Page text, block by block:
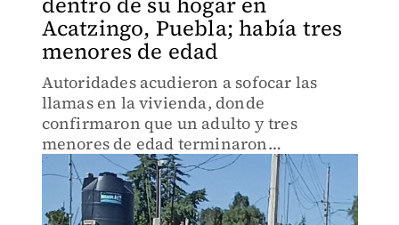
Acatzingo, Puebla; había tres
menores de edad
Autoridades acudieron a sofocar las
llamas en la vivienda, donde
confirmaron que un adulto y tres
menores de edad terminaron
calcinados.